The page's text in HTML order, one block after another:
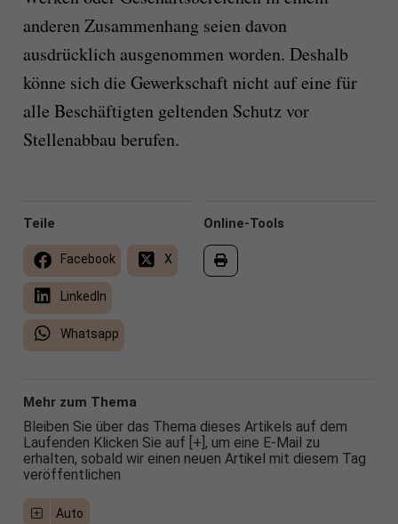
anderen Zusammenhang seien davon
ausdrücklich ausgenommen worden. Deshalb
könne sich die Gewerkschaft nicht auf eine für
alle Beschäftigten geltenden Schutz vor
Stellenabbau berufen.
Online-Tools
Teile
Facebook X
LinkedIn
Whatsapp
Mehr zum Thema
Bleiben Sie über das Thema dieses Artikels auf dem
Laufenden Klicken Sie auf [+], um eine E-Mail zu
erhalten, sobald wir einen neuen Artikel mit diesem Tag
veröffentlichen
Auto